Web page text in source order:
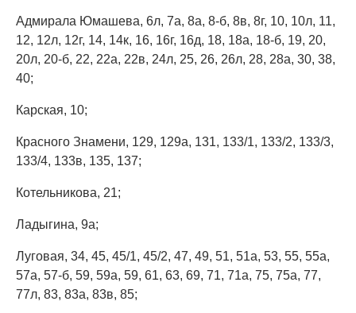
Адмирала Юмашева, 6л, 7а, 8а, 8-б, 8в, 8г, 10, 10л, 11,
12, 12л, 12г, 14, 14к, 16, 16г, 16д, 18, 18а, 18-б, 19, 20,
20л, 20-б, 22, 22а, 22в, 24л, 25, 26, 26л, 28, 28а, 30, 38,
40;
Карская, 10;
Красного Знамени, 129, 129а, 131, 133/1, 133/2, 133/3,
133/4, 133в, 135, 137;
Котельникова, 21;
Ладыгина, 9а;
Луговая, 34, 45, 45/1, 45/2, 47, 49, 51, 51а, 53, 55, 55а,
57а, 57-б, 59, 59а, 59, 61, 63, 69, 71, 71а, 75, 75а, 77,
77л, 83, 83а, 83в, 85;